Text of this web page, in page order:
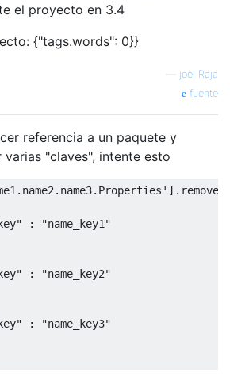
el proyecto en 3.4
{"tags.words": 0}}
joel Raja
fuente
referencia a un paquete y
varias "claves", intente esto
]. remove
:
"name_key1"
:
"name_key2"
:
"name_key3"